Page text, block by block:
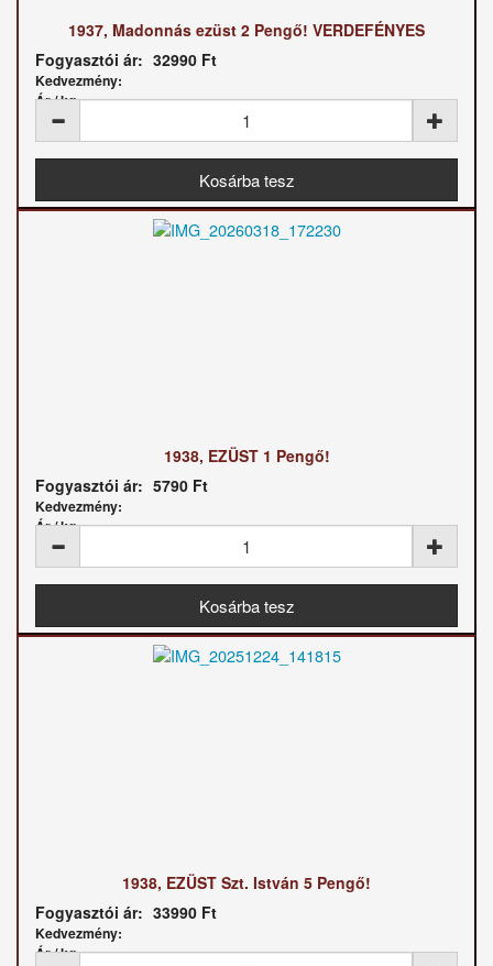
1937, Madonnás ezüst 2 Pengő! VERDEFÉNYES
Fogyasztói ár: 32990 Ft
Kedvezmény:
Ár / kg:
1938, EZÜST 1 Pengő!
Fogyasztói ár: 5790 Ft
Kedvezmény:
Ár / kg:
1938, EZÜST Szt. István 5 Pengő!
Fogyasztói ár: 33990 Ft
Kedvezmény:
Ár / kg: